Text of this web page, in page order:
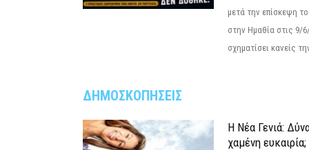
μετά την επίσκεψη
στην Ημαθία στις 9/
σχηματίσει κανείς
ΔΗΜΟΣΚΟΠΗΣΕΙΣ
Η Νέα Γενιά:
χαμένη